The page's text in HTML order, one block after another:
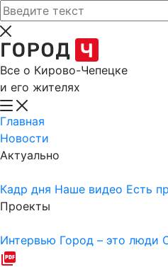
Все о Кирово-Чепецке
и его жителях
Главная
Новости
Актуально
Кадр дня Наше видео Есть
Проекты
Интервью Город – это люди